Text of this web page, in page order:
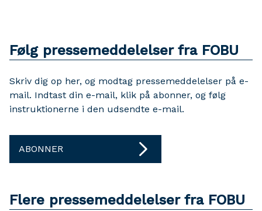
Følg pressemeddelelser fra FOBU
Skriv dig op her, og modtag pressemeddelelser på e-
mail. Indtast din e-mail, klik på abonner, og følg
instruktionerne i den udsendte e-mail.
ABONNER
Flere pressemeddelelser fra FOBU